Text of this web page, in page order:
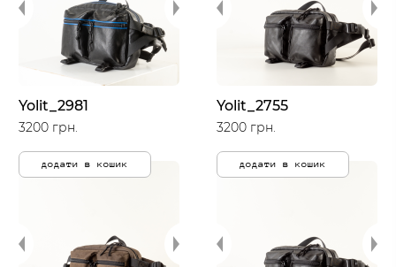
Yolit_2981
3200 грн.
додати в кошик
Yolit_2755
3200 грн.
додати в кошик